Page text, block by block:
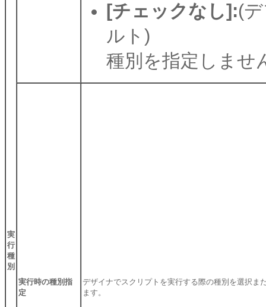
実
行
種
別
[チェックなし]:(
ルト)
種別を指定しませ
実行時の種別指
定
デザイナでスクリプトを実行する際の種別を選択ま
ます。